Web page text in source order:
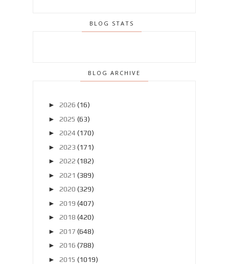
BLOG STATS
BLOG ARCHIVE
► 2026 (16)
► 2025 (63)
► 2024 (170)
► 2023 (171)
► 2022 (182)
► 2021 (389)
► 2020 (329)
► 2019 (407)
► 2018 (420)
► 2017 (648)
► 2016 (788)
► 2015 (1019)